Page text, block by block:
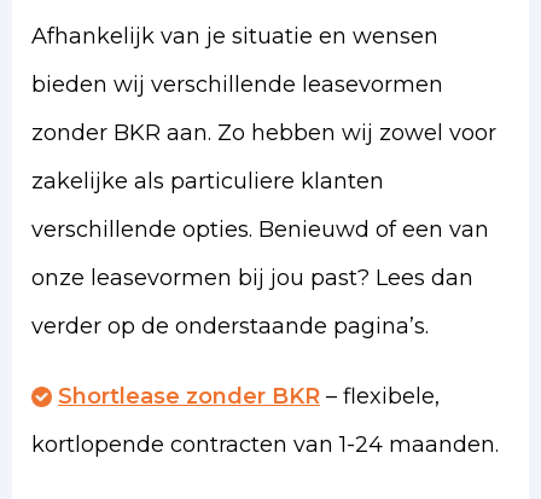
Afhankelijk van je situatie en wensen
bieden wij verschillende leasevormen
zonder BKR aan. Zo hebben wij zowel voor
zakelijke als particuliere klanten
verschillende opties. Benieuwd of een van
onze leasevormen bij jou past? Lees dan
verder op de onderstaande pagina’s.
Shortlease zonder BKR – flexibele,
kortlopende contracten van 1-24 maanden.